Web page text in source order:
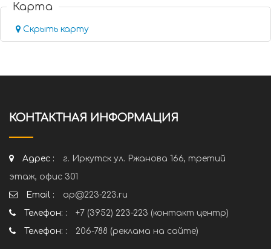
Карта
Скрыть карту
КОНТАКТНАЯ ИНФОРМАЦИЯ
Адрес :
г. Иркутск ул. Ржанова 166, третий
этаж, офис 301
Email :
ap@223-223.ru
Телефон: :
+7 (3952) 223-223 (контакт центр)
Телефон: :
206-788 (реклама на сайте)